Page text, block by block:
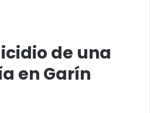
de una
en Garín